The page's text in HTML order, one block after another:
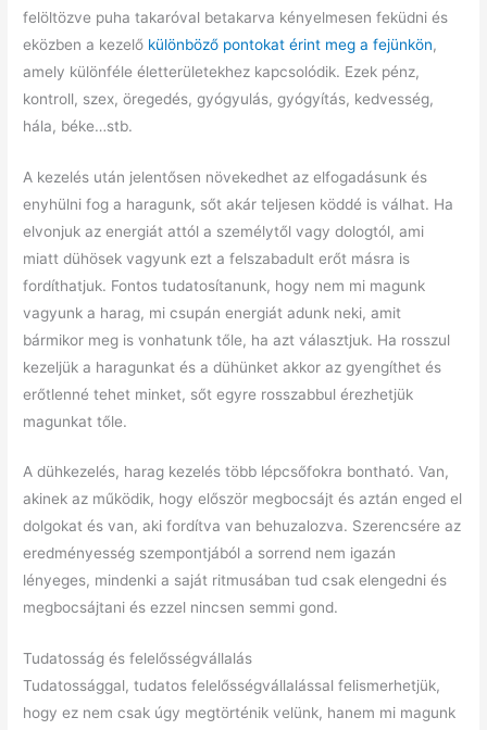
felöltözve puha takaróval betakarva kényelmesen feküdni és
eközben a kezelő különböző pontokat érint meg a fejünkön,
amely különféle életterületekhez kapcsolódik. Ezek pénz,
kontroll, szex, öregedés, gyógyulás, gyógyítás, kedvesség,
hála, béke…stb.
A kezelés után jelentősen növekedhet az elfogadásunk és
enyhülni fog a haragunk, sőt akár teljesen köddé is válhat. Ha
elvonjuk az energiát attól a személytől vagy dologtól, ami
miatt dühösek vagyunk ezt a felszabadult erőt másra is
fordíthatjuk. Fontos tudatosítanunk, hogy nem mi magunk
vagyunk a harag, mi csupán energiát adunk neki, amit
bármikor meg is vonhatunk tőle, ha azt választjuk. Ha rosszul
kezeljük a haragunkat és a dühünket akkor az gyengíthet és
erőtlenné tehet minket, sőt egyre rosszabbul érezhetjük
magunkat tőle.
A dühkezelés, harag kezelés több lépcsőfokra bontható. Van,
akinek az működik, hogy először megbocsájt és aztán enged el
dolgokat és van, aki fordítva van behuzalozva. Szerencsére az
eredményesség szempontjából a sorrend nem igazán
lényeges, mindenki a saját ritmusában tud csak elengedni és
megbocsájtani és ezzel nincsen semmi gond.
Tudatosság és felelősségvállalás
Tudatossággal, tudatos felelősségvállalással felismerhetjük,
hogy ez nem csak úgy megtörténik velünk, hanem mi magunk